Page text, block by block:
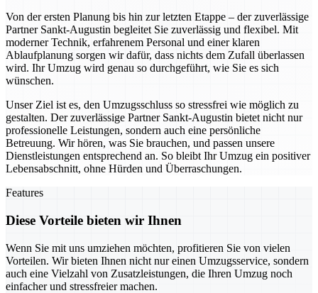
Von der ersten Planung bis hin zur letzten Etappe – der zuverlässige
Partner Sankt-Augustin begleitet Sie zuverlässig und flexibel. Mit
moderner Technik, erfahrenem Personal und einer klaren
Ablaufplanung sorgen wir dafür, dass nichts dem Zufall überlassen
wird. Ihr Umzug wird genau so durchgeführt, wie Sie es sich
wünschen.
Unser Ziel ist es, den Umzugsschluss so stressfrei wie möglich zu
gestalten. Der zuverlässige Partner Sankt-Augustin bietet nicht nur
professionelle Leistungen, sondern auch eine persönliche
Betreuung. Wir hören, was Sie brauchen, und passen unsere
Dienstleistungen entsprechend an. So bleibt Ihr Umzug ein positiver
Lebensabschnitt, ohne Hürden und Überraschungen.
Features
Diese Vorteile bieten wir Ihnen
Wenn Sie mit uns umziehen möchten, profitieren Sie von vielen
Vorteilen. Wir bieten Ihnen nicht nur einen Umzugsservice, sondern
auch eine Vielzahl von Zusatzleistungen, die Ihren Umzug noch
einfacher und stressfreier machen.